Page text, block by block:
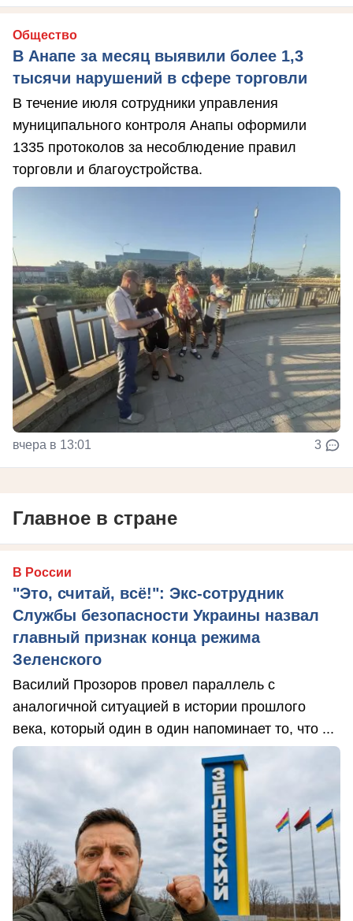
Общество
В Анапе за месяц выявили более 1,3
тысячи нарушений в сфере торговли
В течение июля сотрудники управления
муниципального контроля Анапы оформили
1335 протоколов за несоблюдение правил
торговли и благоустройства.
вчера в 13:01 3
Главное в стране
В России
"Это, считай, всё!": Экс-сотрудник
Службы безопасности Украины назвал
главный признак конца режима
Зеленского
Василий Прозоров провел параллель с
аналогичной ситуацией в истории прошлого
века, который один в один напоминает то, что ...